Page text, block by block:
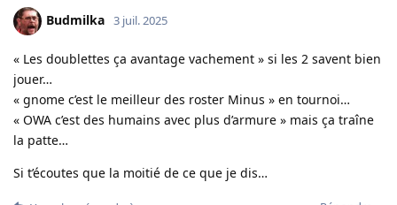
Budmilka 3 juil. 2025
« Les doublettes ça avantage vachement » si les 2 savent bien
jouer…
« gnome c’est le meilleur des roster Minus » en tournoi…
« OWA c’est des humains avec plus d’armure » mais ça traîne
la patte…
Si t’écoutes que la moitié de ce que je dis…